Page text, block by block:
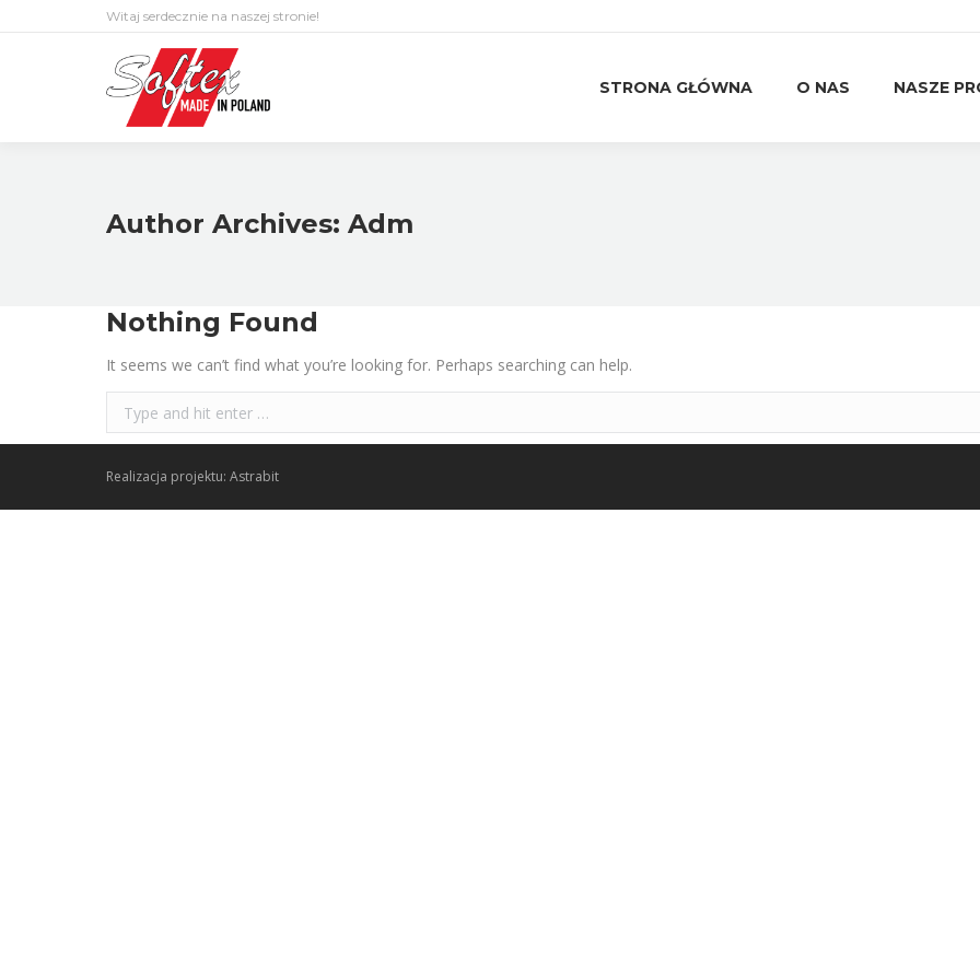
Witaj serdecznie na naszej stronie!
STRONA GŁÓWNA O NAS NASZE
Author Archives: Adm
Nothing Found
It seems we can’t find what you’re looking for. Perhaps searching can help.
Search:
Realizacja projektu: Astrabit